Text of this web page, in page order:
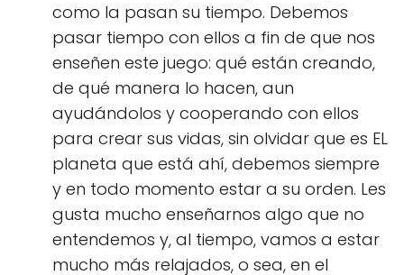
como la pasan su tiempo. Debemos
pasar tiempo con ellos a fin de que nos
enseñen este juego: qué están creando,
de qué manera lo hacen, aun
ayudándolos y cooperando con ellos
para crear sus vidas, sin olvidar que es EL
planeta que está ahí, debemos siempre
y en todo momento estar a su orden. Les
gusta mucho enseñarnos algo que no
entendemos y, al tiempo, vamos a estar
mucho más relajados, o sea, en el